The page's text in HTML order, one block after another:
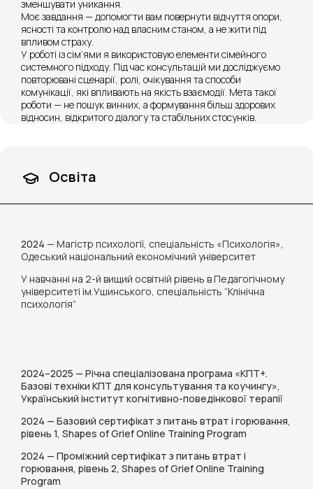
зменшувати уникання.
Моє завдання — допомогти вам повернути відчуття опори,
ясності та контролю над власним станом, а не жити під
впливом страху.
У роботі із сім’ями я використовую елементи сімейного
системного підходу. Під час консультацій ми досліджуємо
повторювані сценарії, ролі, очікування та способи
комунікації, які впливають на якість взаємодії. Мета такої
роботи — не пошук винних, а формування більш здорових
відносин, відкритого діалогу та стабільних стосунків.
Освіта
2024 — Магістр психології, спеціальність «Психологія»,
Одеський національний економічний університет
У навчанні на 2-й вищий освітній рівень в Педагогічному
університеті ім.Ушинського, спеціальність “Клінічна
психологія”
2024–2025 — Річна спеціалізована програма «КПТ+.
Базові техніки КПТ для консультування та коучингу»,
Український інститут когнітивно-поведінкової терапії
2024 — Базовий сертифікат з питань втрат і горювання,
рівень 1, Shapes of Grief Online Training Program
2024 — Проміжний сертифікат з питань втрат і
горювання, рівень 2, Shapes of Grief Online Training
Program